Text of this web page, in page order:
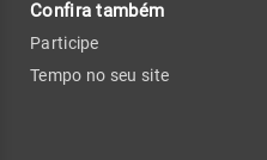
Confira também
Participe
Tempo no seu site